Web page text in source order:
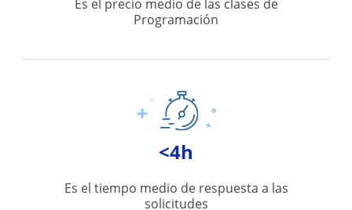
Es el precio medio de las clases de
Programación
<4h
Es el tiempo medio de respuesta a las
solicitudes